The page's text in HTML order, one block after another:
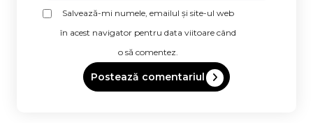
Salvează-mi numele, emailul și site-ul web
în acest navigator pentru data viitoare când
o să comentez.